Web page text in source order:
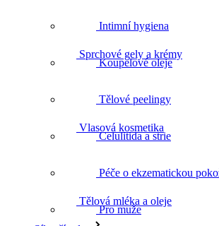
Vlasová kosmetika
Tělová mléka a oleje
Péče o ruce a nohy
Intimní hygiena
Koupelové oleje
Tělové peelingy
Celulitida a strie
Péče o ekzematickou
Pro muže